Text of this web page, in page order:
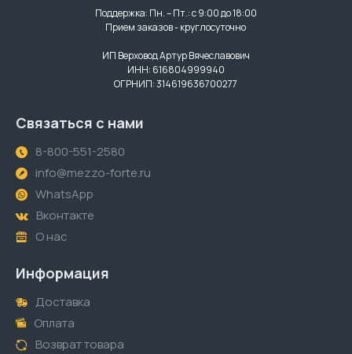
Поддержка: Пн. – Пт.: с 9:00 до 18:00
Прием заказов - круглосуточно
ИП Верховод Артур Вячеславович
ИНН: 616804999940
ОГРНИП: 314619636700277
Связаться с нами
8-800-551-2580
info@mezzo-forte.ru
WhatsApp
Вконтакте
О нас
Информация
Доставка
Оплата
Возврат товара